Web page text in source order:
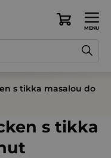
Nákupní
s tikka masalou do
s tikka